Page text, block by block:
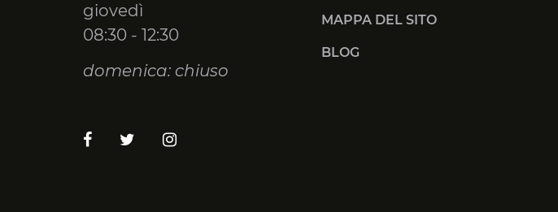
giovedì
08:30 - 12:30
domenica: chiuso
MAPPA DEL SITO
BLOG